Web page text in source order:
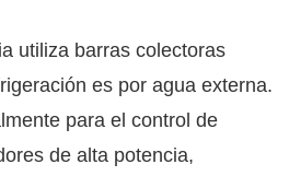
utiliza barras colectoras
es por agua externa.
para el control de
de alta potencia,